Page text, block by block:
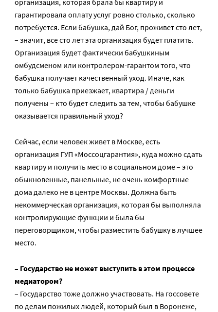
организация, которая брала бы квартиру и
гарантировала оплату услуг ровно столько, сколько
потребуется. Если бабушка, дай Бог, проживет сто лет,
– значит, все сто лет эта организация будет платить.
Организация будет фактически бабушкиным
омбудсменом или контролером-гарантом того, что
бабушка получает качественный уход. Иначе, как
только бабушка приезжает, квартира / деньги
получены – кто будет следить за тем, чтобы бабушке
оказывается правильный уход?
Сейчас, если человек живет в Москве, есть
организация ГУП «Моссоцгарантия», куда можно сдать
квартиру и получить место в социальном доме – это
обыкновенные, панельные, не очень комфортные
дома далеко не в центре Москвы. Должна быть
некоммерческая организация, которая бы выполняла
контролирующие функции и была бы
переговорщиком, чтобы разместить бабушку в лучшее
место.
– Государство не может выступить в этом процессе
медиатором?
– Государство тоже должно участвовать. На госсовете
по делам пожилых людей, который был в Воронеже,